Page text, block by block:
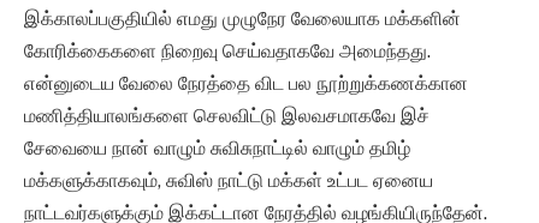
இக்காலப்பகுதியில் எமது முழுநேர வேலையாக மக்களின்
கோரிக்கைகளை நிறைவு செய்வதாகவே அமைந்தது.
என்னுடைய வேலை நேரத்தை விட பல நூற்றுக்கணக்கான
மணித்தியாலங்களை செலவிட்டு இலவசமாகவே இச்
சேவையை நான் வாழும் சுவிசுநாட்டில் வாழும் தமிழ்
மக்களுக்காகவும், சுவிஸ் நாட்டு மக்கள் உட்பட ஏனைய
நாட்டவர்களுக்கும் இக்கட்டான நேரத்தில் வழங்கியிருந்தேன்.